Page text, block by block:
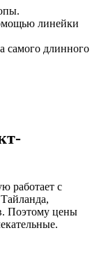
линейки
самого длинного
работает с
Поэтому цены